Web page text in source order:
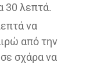
30 λεπτά.
να
από την
σχάρα να